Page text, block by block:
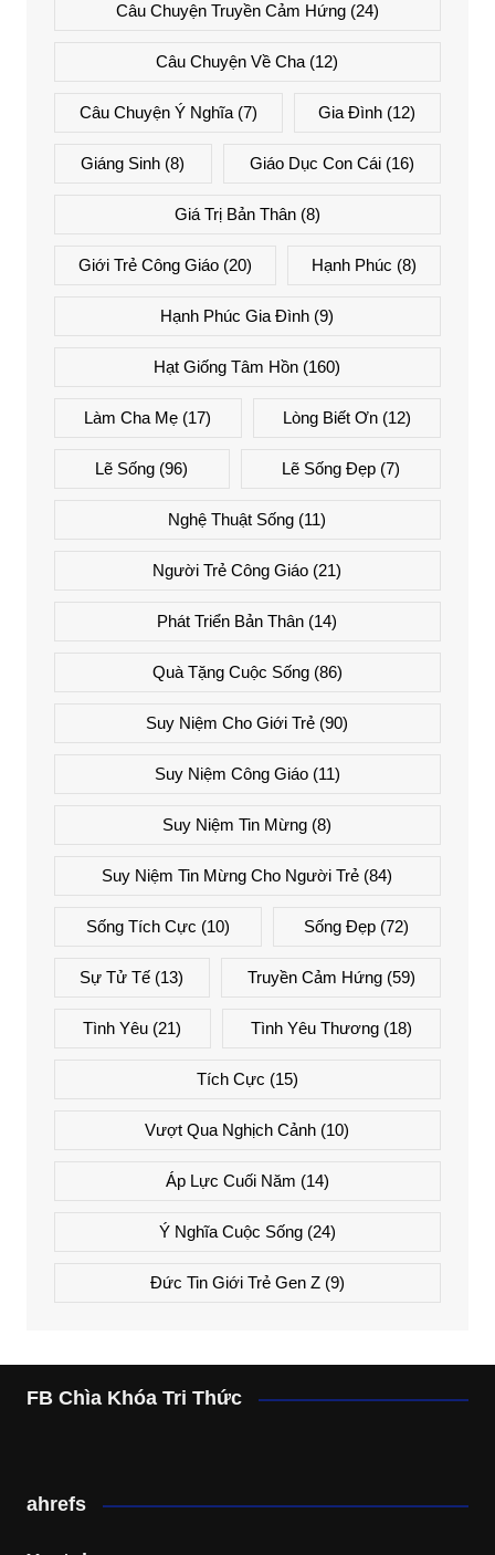
Câu Chuyện Truyền Cảm Hứng(24)
Câu Chuyện Về Cha (12)
Câu Chuyện Ý Nghĩa(7) Gia Đình (12)
Giáng Sinh (8) Giáo Dục Con Cái(16)
Giá Trị Bản Thân(8)
Giới Trẻ Công Giáo(20) Hạnh Phúc (8)
Hạnh Phúc Gia Đình (9)
Hạt Giống Tâm Hồn (160)
Làm Cha Mẹ (17) Lòng Biết Ơn(12)
Lẽ Sống (96) Lẽ Sống Đẹp(7)
Nghệ Thuật Sống (11)
Người Trẻ Công Giáo (21)
Phát Triển Bản Thân (14)
Quà Tặng Cuộc Sống(86)
Suy Niệm Cho Giới Trẻ (90)
Suy Niệm Công Giáo(11)
Suy Niệm Tin Mừng (8)
Suy Niệm Tin Mừng Cho Người Trẻ (84)
Sống Tích Cực (10) Sống Đẹp (72)
Sự Tử Tế (13) Truyền Cảm Hứng(59)
Tình Yêu (21) Tình Yêu Thương(18)
Tích Cực (15)
Vượt Qua Nghịch Cảnh (10)
Áp Lực Cuối Năm (14)
Ý Nghĩa Cuộc Sống(24)
Đức Tin Giới Trẻ Gen Z(9)
FB Chìa Khóa Tri Thức
ahrefs